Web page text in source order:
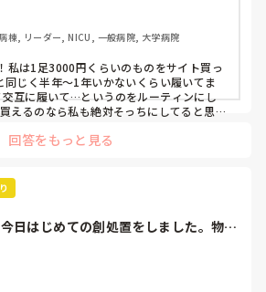
ューズに3000円以上は出せない」っ
倍額は出せるのか！とびっくりしたの
なのかなと…🤔
棟, リーダー, NICU, 一般病院, 大学病院
私は1足3000円くらいのものをサイト買っ
じく半年〜1年いかないくらい履いてま
互に履いて…というのをルーティンにし
えるのなら私も絶対そっちにしてると思う
回答をもっと見る
日はじめての創処置をしました。物品